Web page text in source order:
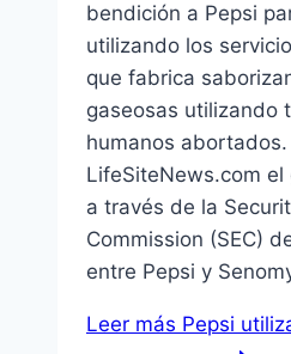
bendición a Pepsi
utilizando los
que fabrica
gaseosas utilizando
humanos
LifeSiteNews.com
a través de la
Commission (SEC)
entre Pepsi y
Leer más Pepsi